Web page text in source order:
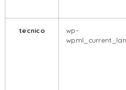
tecnico
wp-